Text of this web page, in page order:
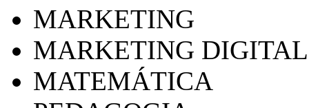
MARKETING
MARKETING DIGITAL
MATEMÁTICA